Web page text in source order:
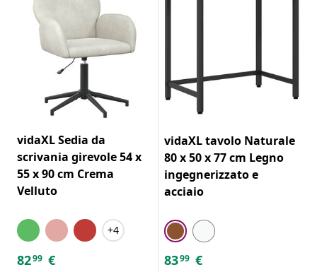
vidaXL Sedia da
scrivania girevole 54 x
55 x 90 cm Crema
Velluto
+4
8299 €
vidaXL tavolo Naturale
80 x 50 x 77 cm Legno
ingegnerizzato e
acciaio
8399 €